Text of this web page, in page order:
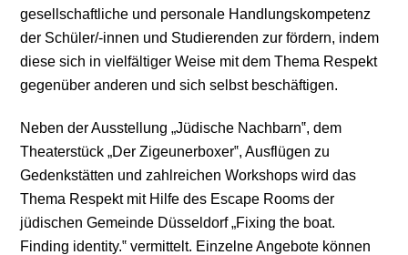
gesellschaftliche und personale Handlungskompetenz
der Schüler/-innen und Studierenden zur fördern, indem
diese sich in vielfältiger Weise mit dem Thema Respekt
gegenüber anderen und sich selbst beschäftigen.
Neben der Ausstellung„Jüdische Nachbarn‟, dem
Theaterstück„Der Zigeunerboxer‟, Ausflügen zu
Gedenkstätten und zahlreichen Workshops wird das
Thema Respekt mit Hilfe des Escape Rooms der
jüdischen Gemeinde Düsseldorf„Fixing the boat.
Finding identity.‟ vermittelt. Einzelne Angebote können